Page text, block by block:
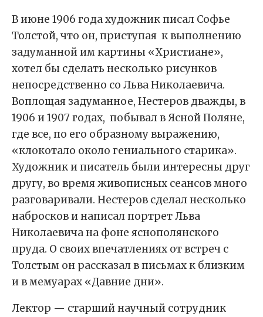
В июне 1906 года художник писал Софье
Толстой, что он, приступая к выполнению
задуманной им картины «Христиане»,
хотел бы сделать несколько рисунков
непосредственно со Льва Николаевича.
Воплощая задуманное, Нестеров дважды, в
1906 и 1907 годах, побывал в Ясной Поляне,
где все, по его образному выражению,
«клокотало около гениального старика».
Художник и писатель были интересны друг
другу, во время живописных сеансов много
разговаривали. Нестеров сделал несколько
набросков и написал портрет Льва
Николаевича на фоне яснополянского
пруда. О своих впечатлениях от встреч с
Толстым он рассказал в письмах к близким
и в мемуарах «Давние дни».
Лектор — старший научный сотрудник